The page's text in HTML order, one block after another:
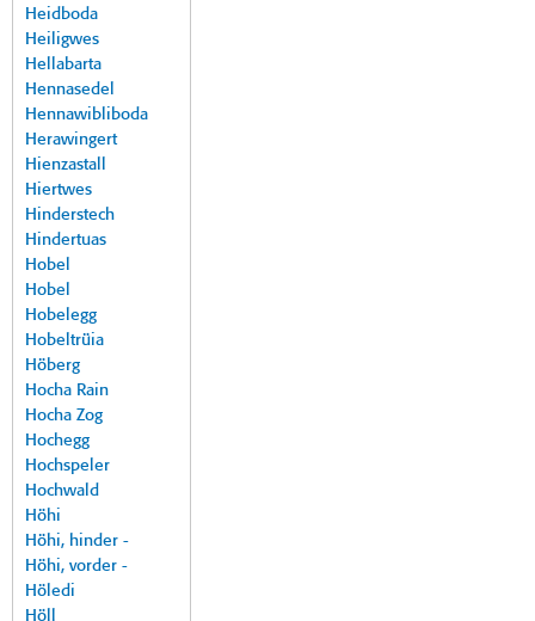
Heidboda
Heiligwes
Hellabarta
Hennasedel
Hennawibliboda
Herawingert
Hienzastall
Hiertwes
Hinderstech
Hindertuas
Hobel
Hobel
Hobelegg
Hobeltrüia
Höberg
Hocha Rain
Hocha Zog
Hochegg
Hochspeler
Hochwald
Höhi
Höhi, hinder -
Höhi, vorder -
Höledi
Höll